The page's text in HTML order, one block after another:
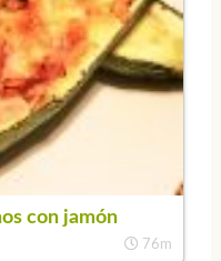
con jamón
76m